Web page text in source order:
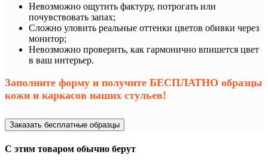
Невозможно ощутить фактуру, потрогать или
почувствовать запах;
Сложно уловить реальные оттенки цветов обивки через
монитор;
Невозможно проверить, как гармонично впишется цвет
в ваш интерьер.
Заполните форму и получите БЕСПЛАТНО образцы
кожи и каркасов наших стульев!
Заказать бесплатные образцы
С этим товаром обычно берут